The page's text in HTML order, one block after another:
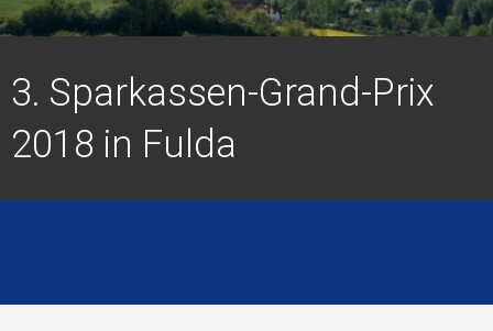
3. Sparkassen-Grand-Prix
2018 in Fulda